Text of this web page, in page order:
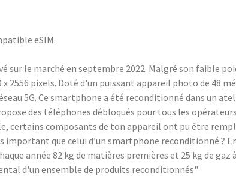
eSIM.
sur le marché en septembre 2022. Malgré son faible
2556 pixels. Doté d'un puissant appareil photo de 48
5G. Ce smartphone a été reconditionné dans un
des téléphones débloqués pour tous les
composants de ton appareil ont pu être
important que celui d’un smartphone reconditionné ?
année 82 kg de matières premières et 25 kg de
d'un ensemble de produits reconditionnés"